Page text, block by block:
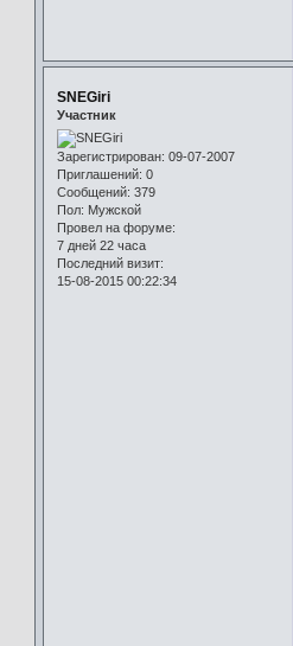
SNEGiri
Участник
Зарегистрирован: 09-07-2007
Приглашений: 0
Сообщений: 379
Пол: Мужской
Провел на форуме:
7 дней 22 часа
Последний визит:
15-08-2015 00:22:34